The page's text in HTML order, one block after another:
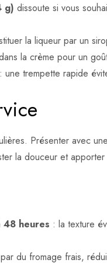
g) dissoute si vous
la liqueur par un
la crème pour un
trempette rapide
Présenter avec
la douceur et
48 heures : la texture
du fromage frais,